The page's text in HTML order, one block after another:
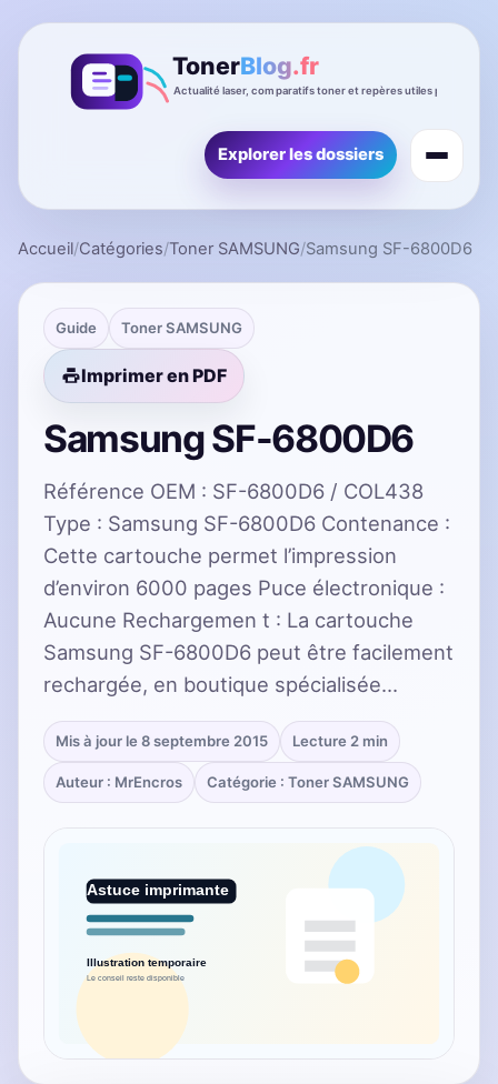
Explorer les dossiers
Accueil/Catégories/Toner SAMSUNG/Samsung SF-6800D6
Guide Toner SAMSUNG
Imprimer en PDF
Samsung SF-6800D6
Référence OEM : SF-6800D6 / COL438
Type : Samsung SF-6800D6 Contenance :
Cette cartouche permet l’impression
d’environ 6000 pages Puce électronique :
Aucune Rechargemen t : La cartouche
Samsung SF-6800D6 peut être facilement
rechargée, en boutique spécialisée…
Mis à jour le 8 septembre 2015 Lecture 2 min
Auteur : MrEncros Catégorie : Toner SAMSUNG